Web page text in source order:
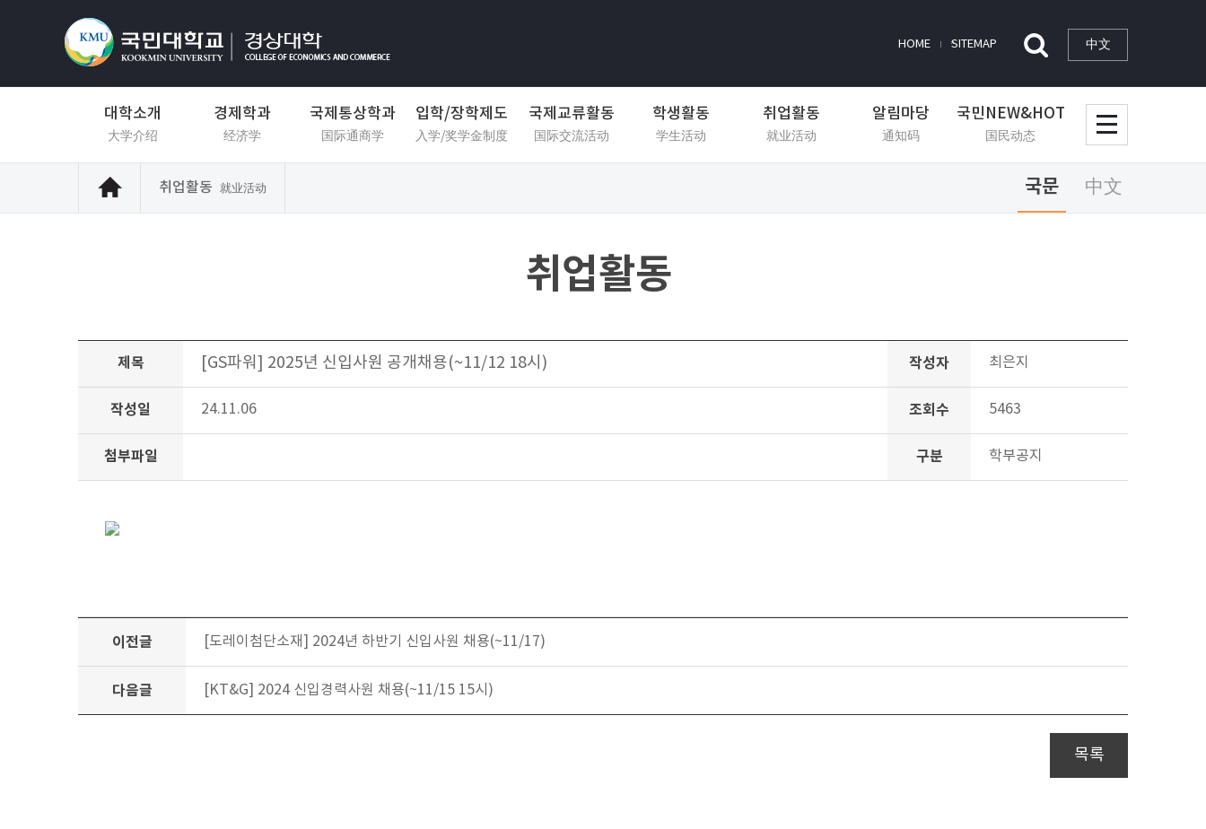
HOME SITEMAP 中文
대학소개
大学介绍
경제학과
经济学
국제통상학과
国际通商学
입학/장학제도
入学/奖学金制度
국제교류활동
国际交流活动
학생활동
学生活动
취업활동
就业活动
알림마당
通知码
국민NEW&HOT
国民动态
취업활동 就业活动 국문 中文
취업활동
제목 [GS파워] 2025년 신입사원 공개채용(~11/12 18시) 작성자 최은지
작성일 24.11.06 조회수 5463
첨부파일 구분 학부공지
이전글 [도레이첨단소재] 2024년 하반기 신입사원 채용(~11/17)
다음글 [KT&G] 2024 신입경력사원 채용(~11/15 15시)
목록